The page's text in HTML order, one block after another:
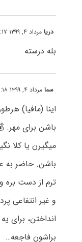
دریامرداد ۴, ۱۳۹۹ at ۵:۱۷ ب٫ظ
بله درسته
سمامرداد ۴, ۱۳۹۹ at ۵:۱۸ ب٫ظ
اینا (مافیا)
باشن برای مهر.
میگیرن یا کلا
باشن. حاضر به
ترم از دست بره
و غیر انتفاعی
انداختن، برای
براشون فاجعه…